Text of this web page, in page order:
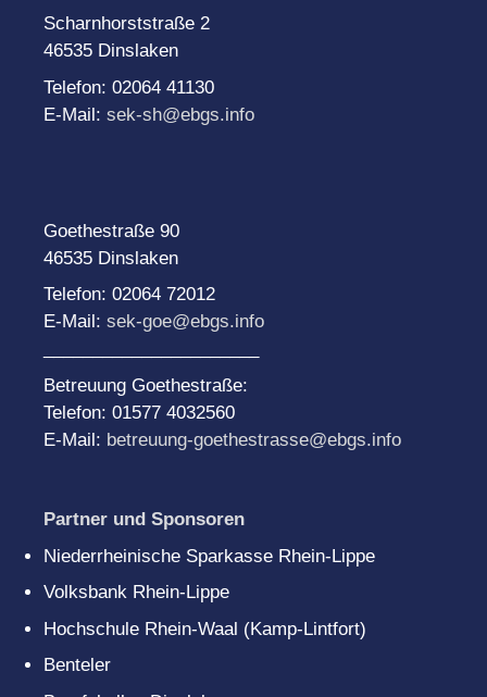
Scharnhorststraße 2
46535 Dinslaken
Telefon: 02064 41130
E-Mail: sek-sh@ebgs.info
Goethestraße 90
46535 Dinslaken
Telefon: 02064 72012
E-Mail: sek-goe@ebgs.info
Betreuung Goethestraße:
Telefon: 01577 4032560
E-Mail: betreuung-goethestrasse@ebgs.info
Partner und Sponsoren
Niederrheinische Sparkasse Rhein-Lippe
Volksbank Rhein-Lippe
Hochschule Rhein-Waal (Kamp-Lintfort)
Benteler